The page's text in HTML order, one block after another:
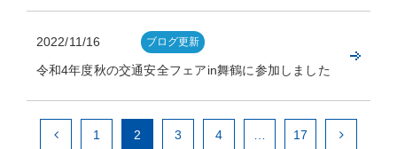
2022/11/16 ブログ更新
令和4年度秋の交通安全フェアin舞鶴に参加しました
1 2 3 4 17